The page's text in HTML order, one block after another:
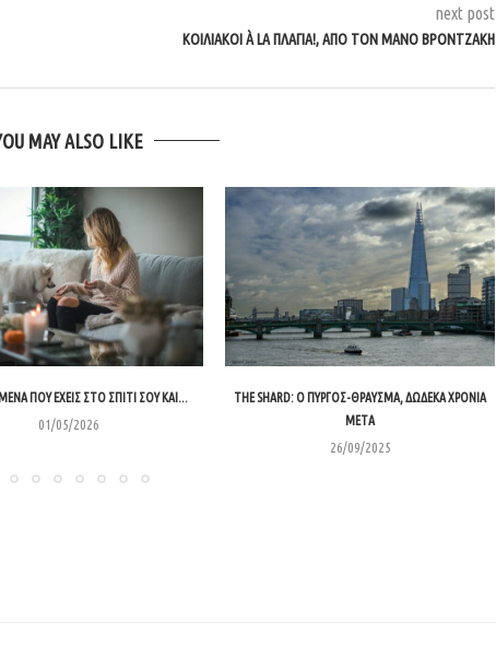
next post
ΚΟΙΛΙΑΚΟΊ À LA ΠΛΆΓΙΑ!, ΑΠΌ ΤΟΝ ΜΆΝΟ ΒΡΟΝΤΖΆΚΗ
MAY ALSO LIKE
ΠΟΥ ΈΧΕΙΣ ΣΤΟ ΣΠΊΤΙ ΣΟΥ ΚΑΙ...
01/05/2026
THE SHARD: Ο ΠΎΡΓΟΣ-ΘΡΑΎΣΜΑ, ΔΏΔΕΚΑ ΧΡΌΝΙΑ
ΜΕΤΆ
26/09/2025